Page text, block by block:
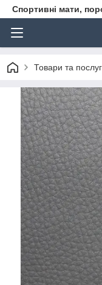
Спортивні мати,
Товари та